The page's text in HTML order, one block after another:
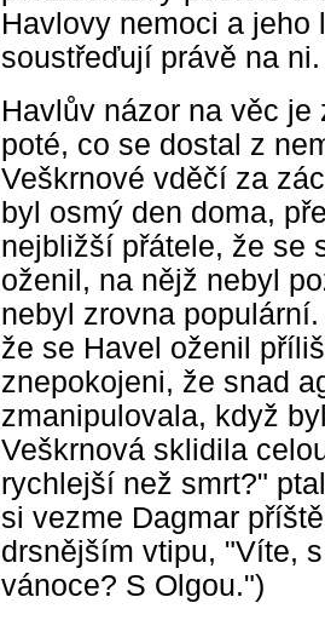
Havlovy nemoci a
soustřeďují právě na ni.
Havlův názor na věc
poté, co se dostal z
Veškrnové vděčí za
byl osmý den doma,
nejbližší přátele, že se
oženil, na nějž nebyl
nebyl zrovna
že se Havel oženil
znepokojeni, že snad
zmanipulovala, když
Veškrnová sklidila
rychlejší než smrt?"
si vezme Dagmar
drsnějším vtipu, "Víte,
vánoce? S Olgou.")